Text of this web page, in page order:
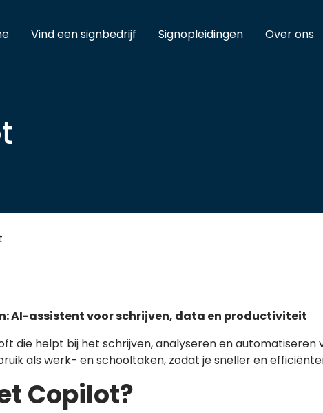
Vind een signbedrijf Signopleidingen Over ons
AI-assistent voor schrijven, data en productiviteit
die helpt bij het schrijven, analyseren en automatiseren
als werk- en schooltaken, zodat je sneller en
Copilot?